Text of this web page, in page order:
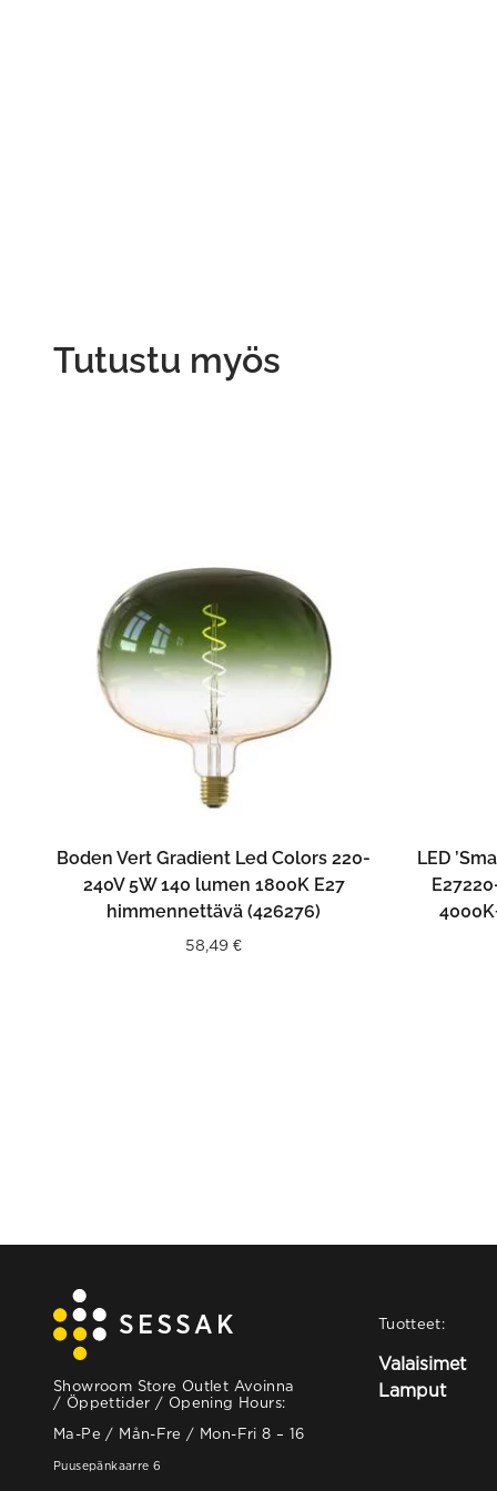
Tutustu myös
LISÄÄ OSTOSKORIIN
Boden Vert Gradient Led Colors 220-
240V 5W 140 lumen 1800K E27
himmennettävä (426276)
58,49€
LED
Showroom Store Outlet Avoinna
/ Öppettider / Opening Hours:
Ma-Pe / Mån-Fre / Mon-Fri 8 – 16
Puusepänkaarre 6
Tuotteet:
Valaisimet
Lamput